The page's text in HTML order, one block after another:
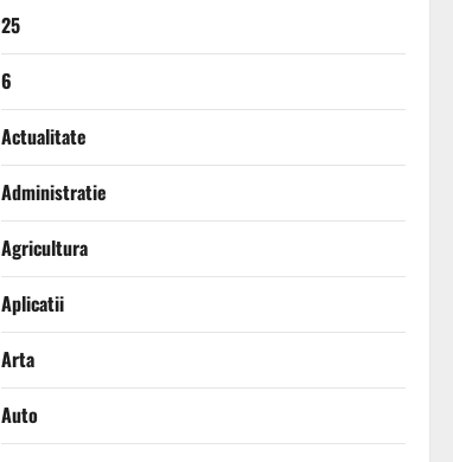
25
6
Actualitate
Administratie
Agricultura
Aplicatii
Arta
Auto